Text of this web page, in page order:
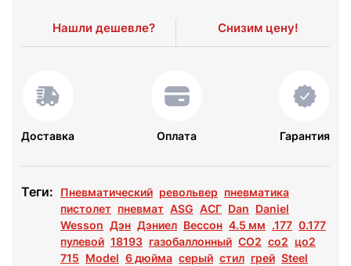
Нашли дешевле? Снизим цену!
Доставка Оплата Гарантия
Теги: Пневматический револьвер пневматика
пистолет пневмат ASG АСГ Dan Daniel
Wesson Дэн Дэниел Вессон 4.5 мм .177 0.177
пулевой 18193 газобаллонный CO2 со2 цо2
715 Model 6 дюйма серый стил грей Steel